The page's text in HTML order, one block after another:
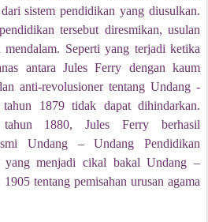
sistem pendidikan yang diusulkan.
tersebut diresmikan, usulan
Seperti yang terjadi ketika
antara Jules Ferry dengan kaum
anti-revolusioner tentang Undang -
1879 tidak dapat dihindarkan.
1880, Jules Ferry berhasil
Undang – Undang Pendidikan
menjadi cikal bakal Undang –
tentang pemisahan urusan agama